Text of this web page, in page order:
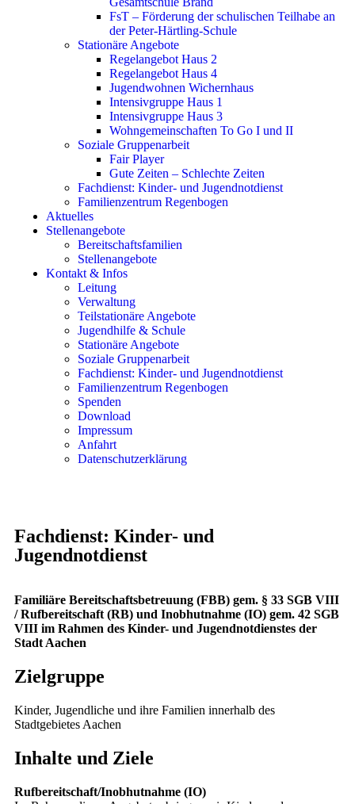
FsT – Förderung der schulischen Teilhabe an
der Peter-Härtling-Schule
Stationäre Angebote
Regelangebot Haus 2
Regelangebot Haus 4
Jugendwohnen Wichernhaus
Intensivgruppe Haus 1
Intensivgruppe Haus 3
Wohngemeinschaften To Go I und II
Soziale Gruppenarbeit
Fair Player
Gute Zeiten – Schlechte Zeiten
Fachdienst: Kinder- und Jugendnotdienst
Familienzentrum Regenbogen
Aktuelles
Stellenangebote
Bereitschaftsfamilien
Stellenangebote
Kontakt & Infos
Leitung
Verwaltung
Teilstationäre Angebote
Jugendhilfe & Schule
Stationäre Angebote
Soziale Gruppenarbeit
Fachdienst: Kinder- und Jugendnotdienst
Familienzentrum Regenbogen
Spenden
Download
Impressum
Anfahrt
Datenschutzerklärung
Fachdienst: Kinder- und
Jugendnotdienst
Familiäre Bereitschaftsbetreuung (FBB) gem. § 33 SGB VIII
/ Rufbereitschaft (RB) und Inobhutnahme (IO) gem. 42 SGB
VIII im Rahmen des Kinder- und Jugendnotdienstes der
Stadt Aachen
Zielgruppe
Kinder, Jugendliche und ihre Familien innerhalb des
Stadtgebietes Aachen
Inhalte und Ziele
Rufbereitschaft/Inobhutnahme (IO)